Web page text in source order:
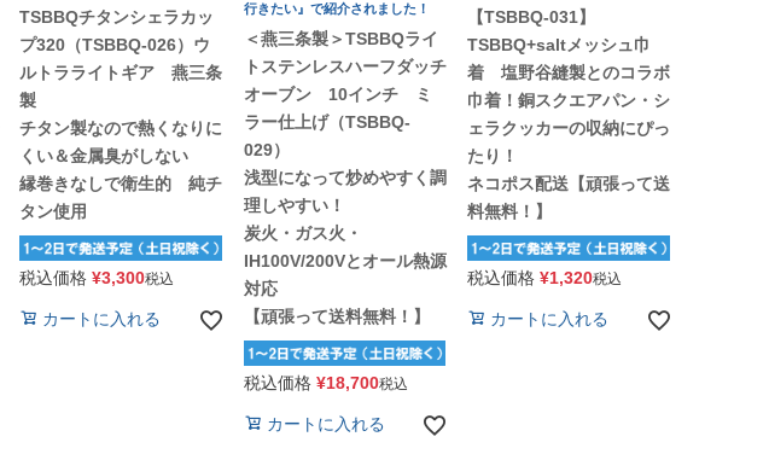
TSBBQチタンシェラカッ
プ320（TSBBQ-026）ウ
ルトラライトギア 燕三条
製
チタン製なので熱くなりに
くい＆金属臭がしない
縁巻きなしで衛生的 純チ
タン使用
税込価格 ¥3,300税込
カートに入れる
行きたい』で紹介されました！
＜燕三条製＞TSBBQライ
トステンレスハーフダッチ
オーブン 10インチ ミ
ラー仕上げ（TSBBQ-
029）
浅型になって炒めやすく調
理しやすい！
炭火・ガス火・
IH100V/200Vとオール熱源
対応
【頑張って送料無料！】
税込価格 ¥18,700税込
カートに入れる
【TSBBQ-031】
TSBBQ+saltメッシュ巾
着 塩野谷縫製とのコラボ
巾着！銅スクエアパン・シ
ェラクッカーの収納にぴっ
たり！
ネコポス配送【頑張って送
料無料！】
税込価格 ¥1,320税込
カートに入れる